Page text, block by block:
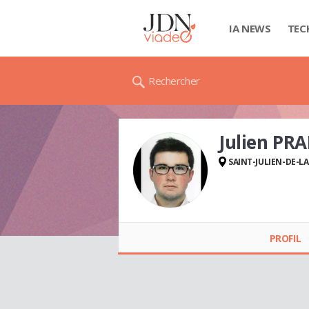
IA NEWS
Rechercher
Julien
SAINT-JULIEN-DE-
PROFIL